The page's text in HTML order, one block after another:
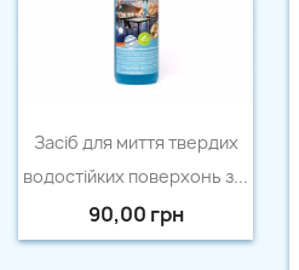
 Швидкий перегляд
Засіб для миття твердих
водостійких поверхонь з...
90,00 грн